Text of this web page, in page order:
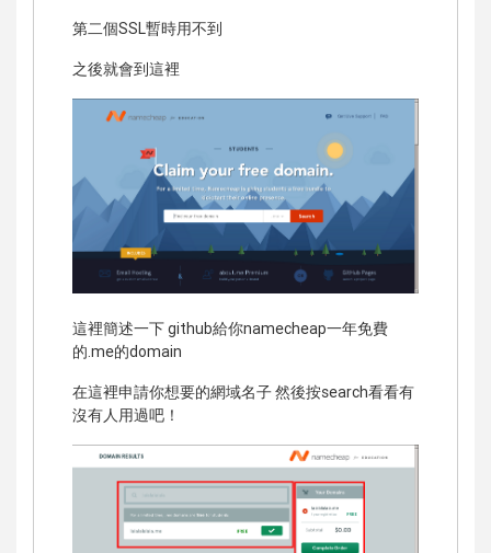
第二個SSL暫時用不到
之後就會到這裡
這裡簡述一下 github給你namecheap一年免費
的.me的domain
在這裡申請你想要的網域名子 然後按search看看有
沒有人用過吧！